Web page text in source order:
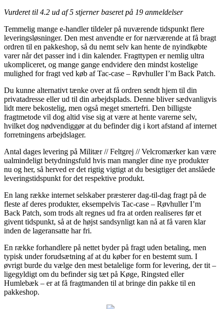
Vurderet til 4.2 ud af 5 stjerner baseret på 19 anmeldelser
Temmelig mange e-handler tildeler på nuværende tidspunkt flere
leveringsløsninger. Den mest anvendte er for nærværende at få bragt
ordren til en pakkeshop, så du nemt selv kan hente de nyindkøbte
varer når det passer ind i din kalender. Fragttypen er nemlig ultra
ukompliceret, og mange gange endvidere den mindst kostelige
mulighed for fragt ved køb af Tac-case – Røvhuller I’m Back Patch.
Du kunne alternativt tænke over at få ordren sendt hjem til din
privatadresse eller ud til din arbejdsplads. Denne bliver sædvanligvis
lidt mere bekostelig, men også meget smertefri. Den billigste
fragtmetode vil dog altid vise sig at være at hente varerne selv,
hvilket dog nødvendiggør at du befinder dig i kort afstand af internet
forretningens arbejdslager.
Antal dages levering på Militær // Feltgrej // Velcromærker kan være
ualmindeligt betydningsfuld hvis man mangler dine nye produkter
nu og her, så herved er det rigtig vigtigt at du besigtiger det anslåede
leveringstidspunkt for det respektive produkt.
En lang række internet selskaber præsterer dag-til-dag fragt på de
fleste af deres produkter, eksempelvis Tac-case – Røvhuller I’m
Back Patch, som trods alt regnes ud fra at orden realiseres før et
givent tidspunkt, så at de højst sandsynligt kan nå at få varen klar
inden de lageransatte har fri.
En række forhandlere på nettet byder på fragt uden betaling, men
typisk under forudsætning af at du køber for en bestemt sum. I
øvrigt burde du vælge den mest betalelige form for levering, der tit –
ligegyldigt om du befinder sig tæt på Køge, Ringsted eller
Humlebæk – er at få fragtmanden til at bringe din pakke til en
pakkeshop.